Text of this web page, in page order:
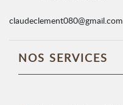
claudeclement080@gmail.com
NOS SERVICES